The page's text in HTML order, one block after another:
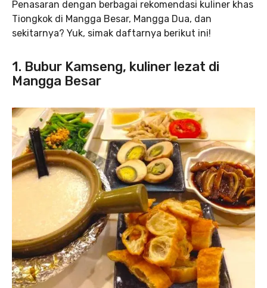
Penasaran dengan berbagai rekomendasi kuliner khas
Tiongkok di Mangga Besar, Mangga Dua, dan
sekitarnya? Yuk, simak daftarnya berikut ini!
1. Bubur Kamseng, kuliner lezat di
Mangga Besar